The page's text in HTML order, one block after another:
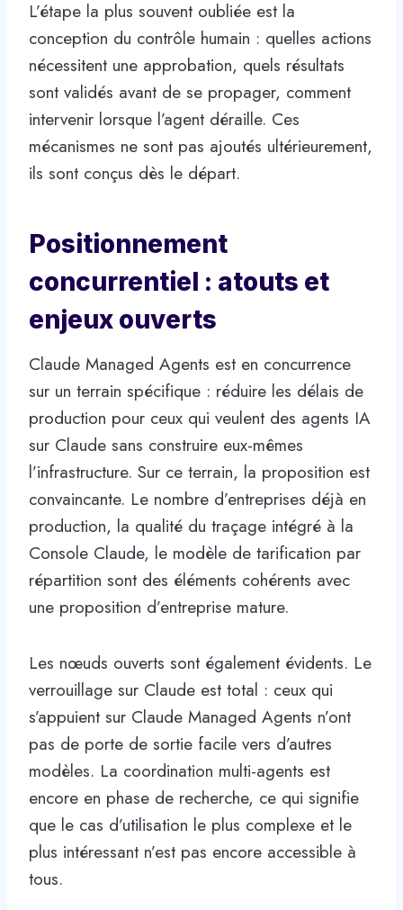
L’étape la plus souvent oubliée est la
conception du contrôle humain : quelles actions
nécessitent une approbation, quels résultats
sont validés avant de se propager, comment
intervenir lorsque l’agent déraille. Ces
mécanismes ne sont pas ajoutés ultérieurement,
ils sont conçus dès le départ.
Positionnement
concurrentiel : atouts et
enjeux ouverts
Claude Managed Agents est en concurrence
sur un terrain spécifique : réduire les délais de
production pour ceux qui veulent des agents IA
sur Claude sans construire eux-mêmes
l’infrastructure. Sur ce terrain, la proposition est
convaincante. Le nombre d’entreprises déjà en
production, la qualité du traçage intégré à la
Console Claude, le modèle de tarification par
répartition sont des éléments cohérents avec
une proposition d’entreprise mature.
Les nœuds ouverts sont également évidents. Le
verrouillage sur Claude est total : ceux qui
s’appuient sur Claude Managed Agents n’ont
pas de porte de sortie facile vers d’autres
modèles. La coordination multi-agents est
encore en phase de recherche, ce qui signifie
que le cas d’utilisation le plus complexe et le
plus intéressant n’est pas encore accessible à
tous.